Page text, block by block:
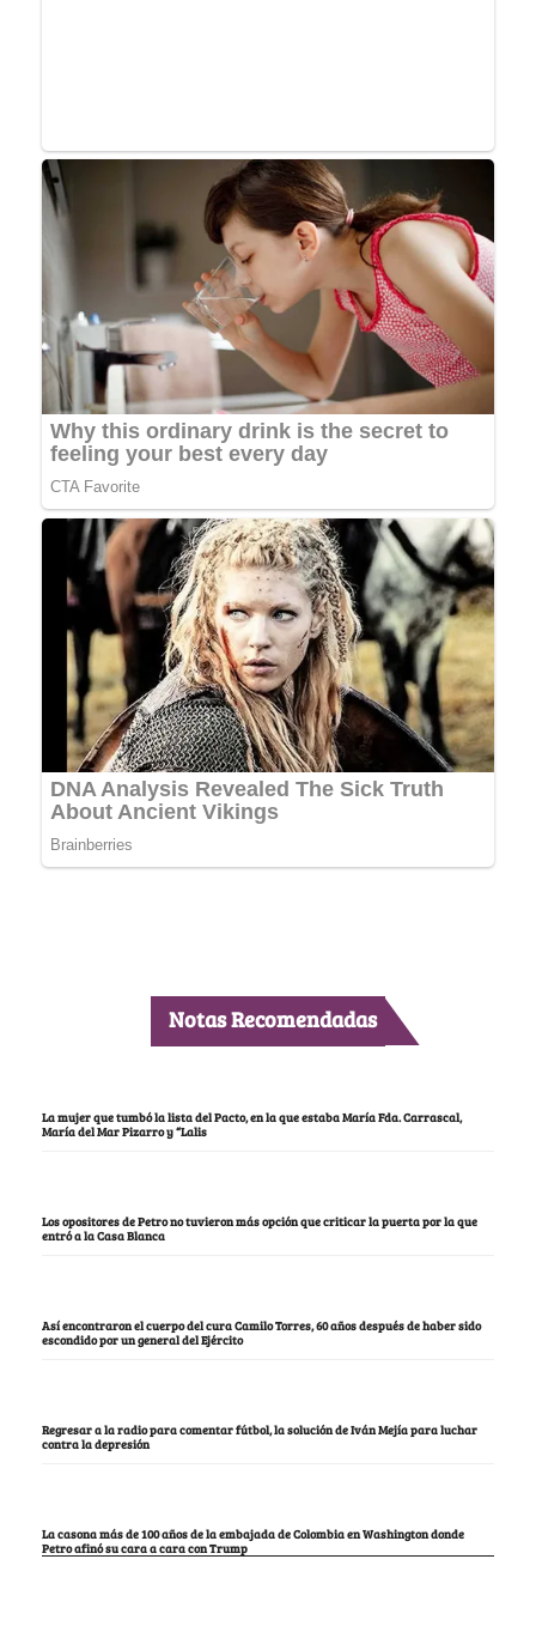
Notas Recomendadas
La mujer que tumbó la lista del Pacto, en la que estaba María Fda. Carrascal,
María del Mar Pizarro y “Lalis
Los opositores de Petro no tuvieron más opción que criticar la puerta por la que
entró a la Casa Blanca
Así encontraron el cuerpo del cura Camilo Torres, 60 años después de haber sido
escondido por un general del Ejército
Regresar a la radio para comentar fútbol, la solución de Iván Mejía para luchar
contra la depresión
La casona más de 100 años de la embajada de Colombia en Washington donde
Petro afinó su cara a cara con Trump